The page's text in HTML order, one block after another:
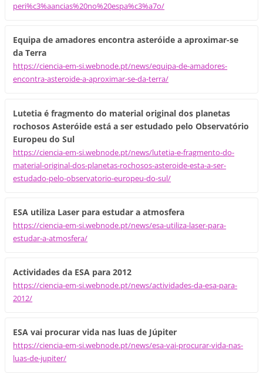
peri%c3%aancias%20no%20espa%c3%a7o/
Equipa de amadores encontra asteróide a aproximar-se
da Terra
https://ciencia-em-si.webnode.pt/news/equipa-de-amadores-
encontra-asteroide-a-aproximar-se-da-terra/
Lutetia é fragmento do material original dos planetas
rochosos Asteróide está a ser estudado pelo Observatório
Europeu do Sul
https://ciencia-em-si.webnode.pt/news/lutetia-e-fragmento-do-
material-original-dos-planetas-rochosos-asteroide-esta-a-ser-
estudado-pelo-observatorio-europeu-do-sul/
ESA utiliza Laser para estudar a atmosfera
https://ciencia-em-si.webnode.pt/news/esa-utiliza-laser-para-
estudar-a-atmosfera/
Actividades da ESA para 2012
https://ciencia-em-si.webnode.pt/news/actividades-da-esa-para-
2012/
ESA vai procurar vida nas luas de Júpiter
https://ciencia-em-si.webnode.pt/news/esa-vai-procurar-vida-nas-
luas-de-jupiter/